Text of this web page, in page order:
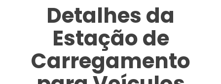
Detalhes da
Estação de
Carregamento